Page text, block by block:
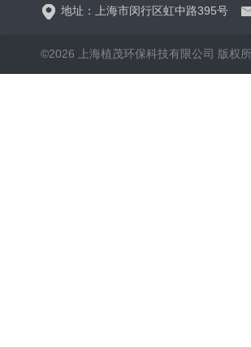
地址：上海市闵行区虹中路395号
©2026 上海植茂环保科技有限公司 版权